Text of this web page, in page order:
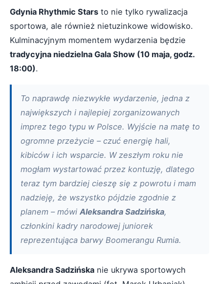
Gdynia Rhythmic Stars to nie tylko rywalizacja
sportowa, ale również nietuzinkowe widowisko.
Kulminacyjnym momentem wydarzenia będzie
tradycyjna niedzielna Gala Show (10 maja, godz.
18:00).
To naprawdę niezwykłe wydarzenie, jedna z
największych i najlepiej zorganizowanych
imprez tego typu w Polsce. Wyjście na matę to
ogromne przeżycie – czuć energię hali,
kibiców i ich wsparcie. W zeszłym roku nie
mogłam wystartować przez kontuzję, dlatego
teraz tym bardziej cieszę się z powrotu i mam
nadzieję, że wszystko pójdzie zgodnie z
planem – mówi Aleksandra Sadzińska,
członkini kadry narodowej juniorek
reprezentująca barwy Boomerangu Rumia.
Aleksandra Sadzińska nie ukrywa sportowych